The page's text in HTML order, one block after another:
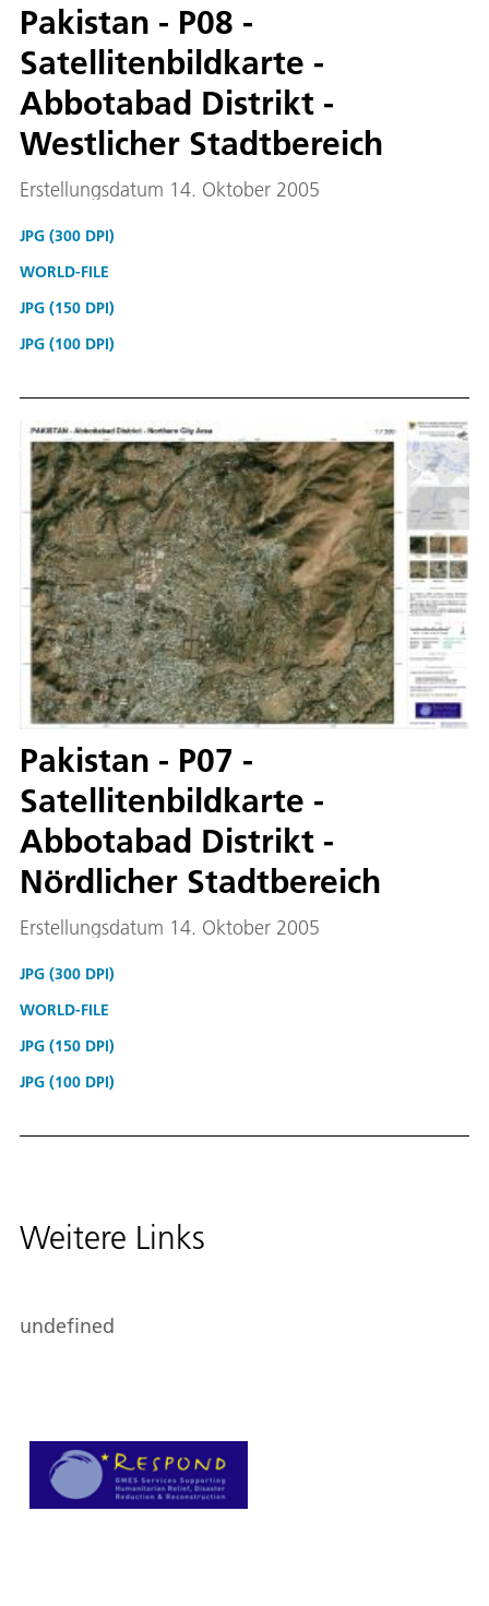
Pakistan - P08 -
Satellitenbildkarte -
Abbotabad Distrikt -
Westlicher Stadtbereich
Erstellungsdatum 14. Oktober 2005
JPG (300 DPI)
WORLD-FILE
JPG (150 DPI)
JPG (100 DPI)
Pakistan - P07 -
Satellitenbildkarte -
Abbotabad Distrikt -
Nördlicher Stadtbereich
Erstellungsdatum 14. Oktober 2005
JPG (300 DPI)
WORLD-FILE
JPG (150 DPI)
JPG (100 DPI)
Weitere Links
undefined